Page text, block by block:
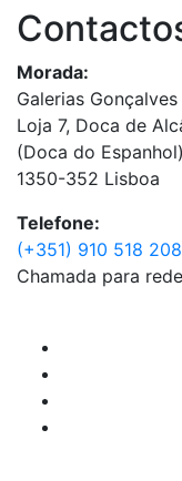
Morada:
Galerias
Loja 7, Doca de
(Doca do Espanhol)
1350-352 Lisboa
Telefone:
(+351) 910 518 208
Chamada para